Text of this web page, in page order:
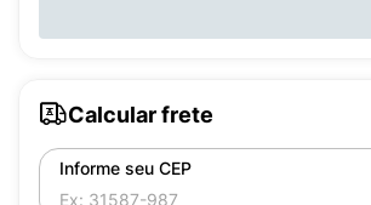
Calcular frete
Informe seu CEP